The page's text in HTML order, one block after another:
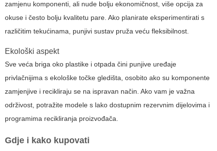
zamjenu komponenti, ali nude bolju ekonomičnost, više opcija za
okuse i često bolju kvalitetu pare. Ako planirate eksperimentirati s
različitim tekućinama, punjivi sustav pruža veću fleksibilnost.
Ekološki aspekt
Sve veća briga oko plastike i otpada čini punjive uređaje
privlačnijima s ekološke točke gledišta, osobito ako su komponente
zamjenjive i recikliraju se na ispravan način. Ako vam je važna
održivost, potražite modele s lako dostupnim rezervnim dijelovima i
programima recikliranja proizvođača.
Gdje i kako kupovati